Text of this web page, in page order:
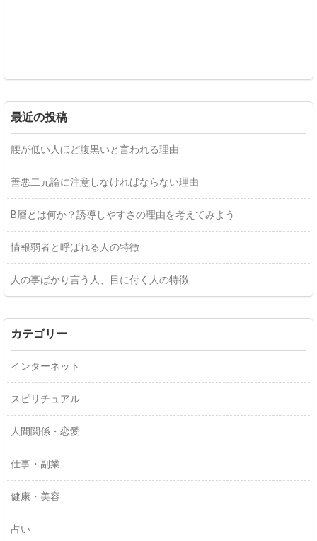
最近の投稿
腰が低い人ほど腹黒いと言われる理由
善悪二元論に注意しなければならない理由
B層とは何か？誘導しやすさの理由を考えてみよう
情報弱者と呼ばれる人の特徴
人の事ばかり言う人、目に付く人の特徴
カテゴリー
インターネット
スピリチュアル
人間関係・恋愛
仕事・副業
健康・美容
占い